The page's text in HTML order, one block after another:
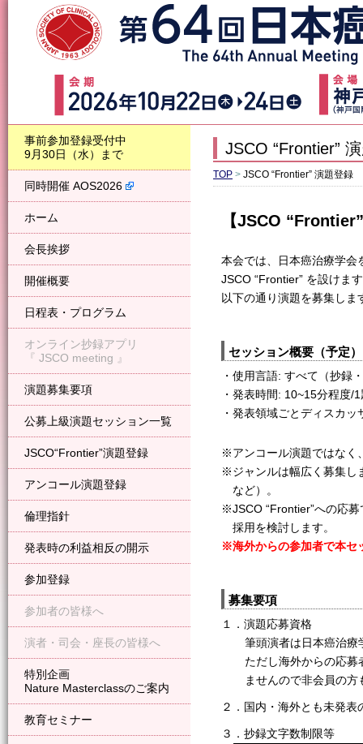
JSCO “Frontier”
TOP > JSCO “Frontier” 演題登録
【JSCO
本会では、日本癌治療学会
JSCO “Frontier” を設けま
以下の通り演題を募集し
セッション概要（予定）
・使用言語: すべて（抄録
・発表時間: 10~15分程度/
・発表領域ごとディスカ
※アンコール演題ではなく
※ジャンルは幅広く募集し
など）。
※JSCO “Frontier”への応
採用を検討します。
※海外からの参加者で本セ
募集要項
１．演題応募資格
筆頭演者は日本癌治療
ただし海外からの応
ませんので非会員の
２．国内・海外とも未発表
３．抄録文字数制限等
事前参加登録受付中
9月30日（水）まで
同時開催 AOS2026
ホーム
会長挨拶
開催概要
日程表・プログラム
オンライン抄録アプリ
『 JSCO meeting 』
演題募集要項
公募上級演題セッション一覧
JSCO“Frontier”演題登録
アンコール演題登録
倫理指針
発表時の利益相反の開示
参加登録
参加者の皆様へ
演者・司会・座長の皆様へ
特別企画
Nature Masterclassのご案内
教育セミナー